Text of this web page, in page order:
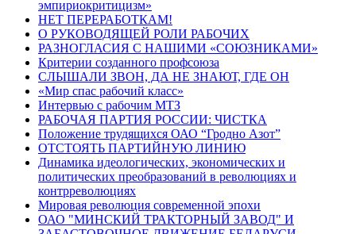
эмпириокритицизм»
НЕТ ПЕРЕРАБОТКАМ!
О РУКОВОДЯЩЕЙ РОЛИ РАБОЧИХ
РАЗНОГЛАСИЯ С НАШИМИ «СОЮЗНИКАМИ»
Критерии созданного профсоюза
СЛЫШАЛИ ЗВОН, ДА НЕ ЗНАЮТ, ГДЕ ОН
«Мир спас рабочий класс»
Интервью с рабочим МТЗ
РАБОЧАЯ ПАРТИЯ РОССИИ: ЧИСТКА
Положение трудящихся ОАО “Гродно Азот”
ОТСТОЯТЬ ПАРТИЙНУЮ ЛИНИЮ
Динамика идеологических, экономических и
политических преобразований в революциях и
контрреволюциях
Мировая революция современной эпохи
ОАО "МИНСКИЙ ТРАКТОРНЫЙ ЗАВОД" И